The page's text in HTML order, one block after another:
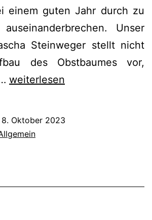
einem guten Jahr durch zu
Unser
Steinweger stellt nicht
des Obstbaumes vor,
Obstbaumschnittseminar
weiterlesen
8. Oktober 2023